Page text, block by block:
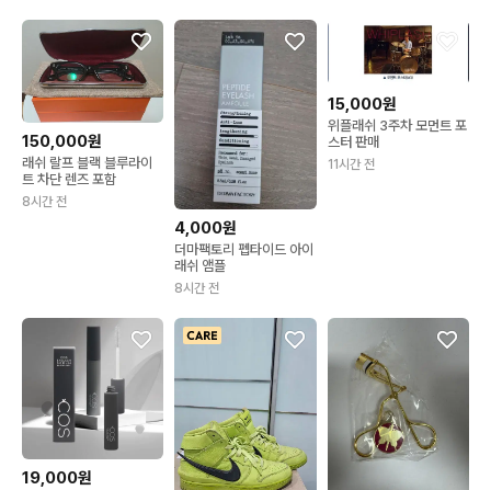
150,000원
래쉬 랄프 블랙 블루라이
트 차단 렌즈 포함
8시간 전
4,000원
더마팩토리 펩타이드 아이
래쉬 앰플
8시간 전
15,000원
위플래쉬 3주차 모먼트 포
스터 판매
11시간 전
19,000원